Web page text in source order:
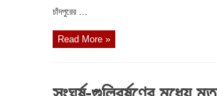
চাঁদপুরের ...
Read More »